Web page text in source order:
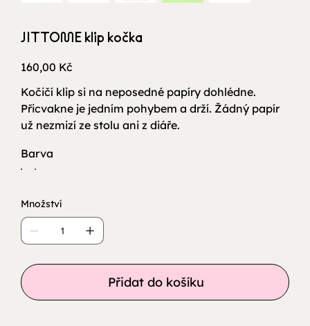
JITTOME klip kočka
Cena
160,00 Kč
Kočičí klip si na neposedné papíry dohlédne.
Přicvakne je jedním pohybem a drží. Žádný papír
už nezmizí ze stolu ani z diáře.
Barva
Množství
Přidat do košíku